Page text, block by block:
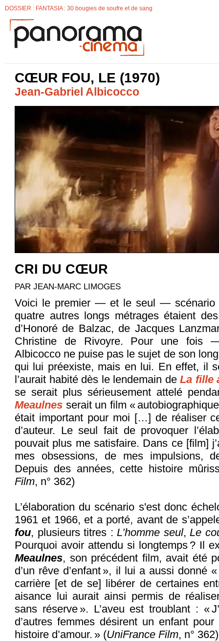
DOSSIER : FANTASIA : 30 bougies de soufre et de sang
CŒUR FOU, LE (1970)
Jean-Gabriel Albicocco
CRI DU CŒUR
PAR JEAN-MARC LIMOGES
Voici le premier — et le seul — scénario
quatre autres longs métrages étaient
d’Honoré de Balzac, de Jacques
Christine de Rivoyre. Pour une fois
Albicocco ne puise pas le sujet de son
qui lui préexiste, mais en lui. En effet, il
l’aurait habité dès le lendemain deLa fille
se serait plus sérieusement attelé
Meaulnes serait un film «
était important pour moi […] de réaliser
d’auteur. Le seul fait de provoquer
pouvait plus me satisfaire. Dans ce [film]
mes obsessions, de mes impulsions,
Depuis des années, cette histoire
Film, n° 362)
L’élaboration du scénario s'est donc
1961 et 1966, et a porté, avant de
fou, plusieurs titres : L’homme seul, Le
Pourquoi avoir attendu si longtemps ? Il
Meaulnes, son précédent film, avait été
d’un rêve d’enfant », il lui a aussi donné
carrière [et de se] libérer de certaines
aisance lui aurait ainsi permis de
sans réserve ». L’aveu est troublant : «
d’autres femmes désirent un enfant
histoire d’amour. » (UniFrance Film, n° 362)